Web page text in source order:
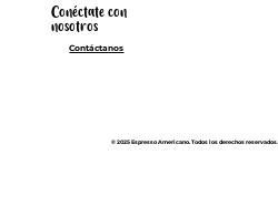
Conéctate con
nosotros
Contáctanos
© 2025 Espresso Americano. Todos los derechos reservados.